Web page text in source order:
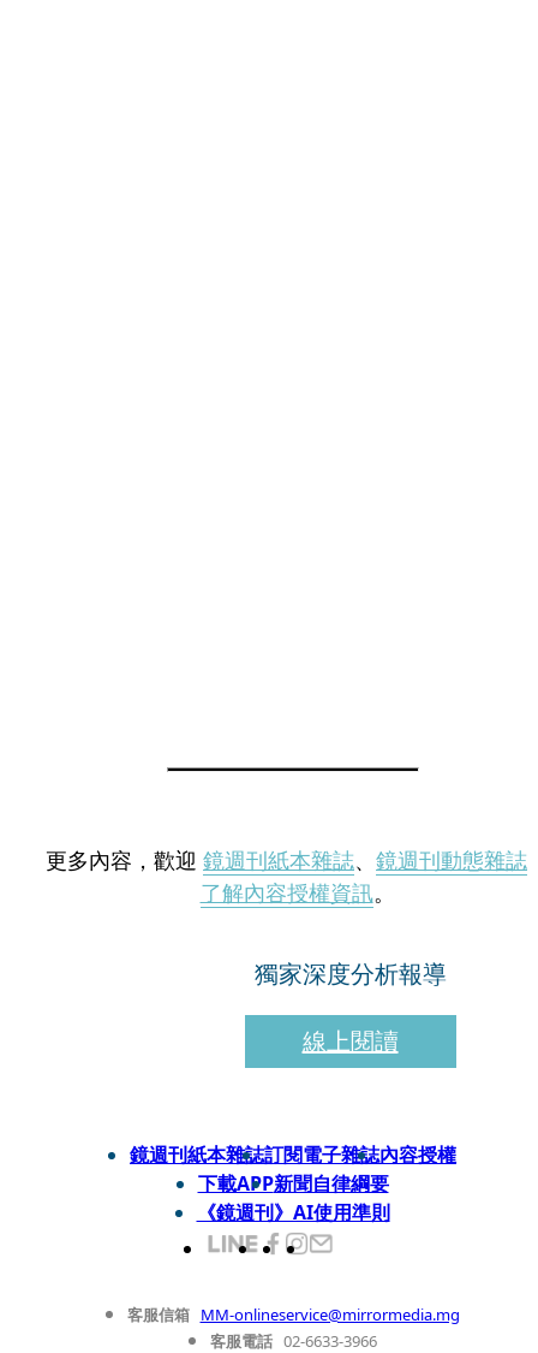
更多內容，歡迎 鏡週刊紙本雜誌、 鏡週刊動態雜誌
了解內容授權資訊。
獨家深度分析報導
線上閱讀
鏡週刊紙本雜誌訂閱電子雜誌內容授權
下載APP新聞自律綱要
《鏡週刊》AI使用準則
客服信箱 MM-onlineservice@mirrormedia.mg
客服電話 02-6633-3966